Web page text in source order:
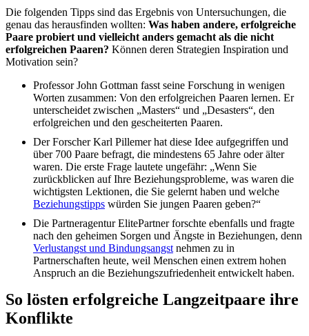
Die folgenden Tipps sind das Ergebnis von Untersuchungen, die
genau das herausfinden wollten: Was haben andere, erfolgreiche
Paare probiert und vielleicht anders gemacht als die nicht
erfolgreichen Paaren? Können deren Strategien Inspiration und
Motivation sein?
Professor John Gottman fasst seine Forschung in wenigen
Worten zusammen: Von den erfolgreichen Paaren lernen. Er
unterscheidet zwischen „Masters“ und „Desasters“, den
erfolgreichen und den gescheiterten Paaren.
Der Forscher Karl Pillemer hat diese Idee aufgegriffen und
über 700 Paare befragt, die mindestens 65 Jahre oder älter
waren. Die erste Frage lautete ungefähr: „Wenn Sie
zurückblicken auf Ihre Beziehungsprobleme, was waren die
wichtigsten Lektionen, die Sie gelernt haben und welche
Beziehungstipps würden Sie jungen Paaren geben?“
Die Partneragentur ElitePartner forschte ebenfalls und fragte
nach den geheimen Sorgen und Ängste in Beziehungen, denn
Verlustangst und Bindungsangst nehmen zu in
Partnerschaften heute, weil Menschen einen extrem hohen
Anspruch an die Beziehungszufriedenheit entwickelt haben.
So lösten erfolgreiche Langzeitpaare ihre
Konflikte